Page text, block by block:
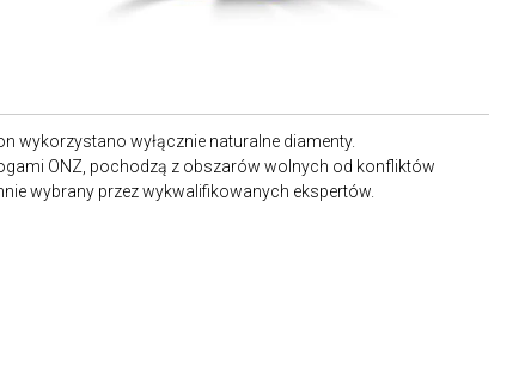
wykorzystano wyłącznie naturalne diamenty.
ONZ, pochodzą z obszarów wolnych od konfliktów
wybrany przez wykwalifikowanych ekspertów.